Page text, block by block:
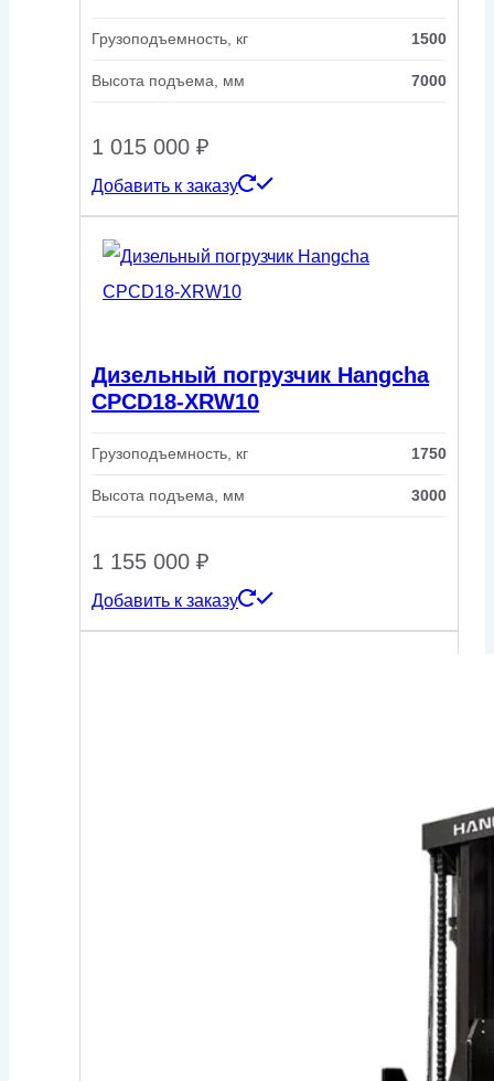
Грузоподъемность, кг 1500
Высота подъема, мм 7000
1 015 000 ₽
Добавить к заказу
Дизельный погрузчик Hangcha
CPCD18-XRW10
Грузоподъемность, кг 1750
Высота подъема, мм 3000
1 155 000 ₽
Добавить к заказу